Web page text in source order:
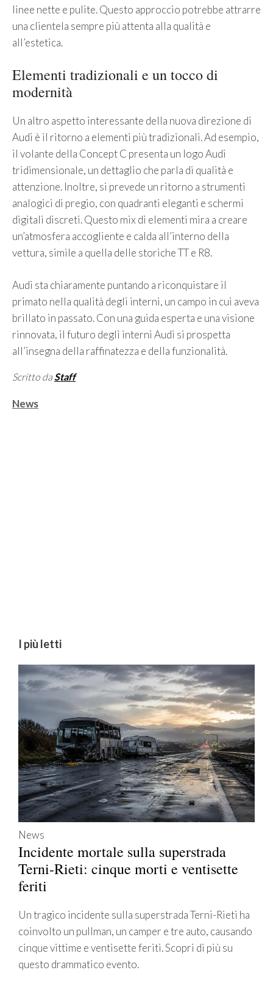
linee nette e pulite. Questo approccio potrebbe attrarre
una clientela sempre più attenta alla qualità e
all’estetica.
Elementi tradizionali e un tocco di
modernità
Un altro aspetto interessante della nuova direzione di
Audi è il ritorno a elementi più tradizionali. Ad esempio,
il volante della Concept C presenta un logo Audi
tridimensionale, un dettaglio che parla di qualità e
attenzione. Inoltre, si prevede un ritorno a strumenti
analogici di pregio, con quadranti eleganti e schermi
digitali discreti. Questo mix di elementi mira a creare
un’atmosfera accogliente e calda all’interno della
vettura, simile a quella delle storiche TT e R8.
Audi sta chiaramente puntando a riconquistare il
primato nella qualità degli interni, un campo in cui aveva
brillato in passato. Con una guida esperta e una visione
rinnovata, il futuro degli interni Audi si prospetta
all’insegna della raffinatezza e della funzionalità.
Scritto da Staff
Categorie
News
I più letti
News
Incidente mortale sulla superstrada
Terni-Rieti: cinque morti e ventisette
feriti
Un tragico incidente sulla superstrada Terni-Rieti ha
coinvolto un pullman, un camper e tre auto, causando
cinque vittime e ventisette feriti. Scopri di più su
questo drammatico evento.